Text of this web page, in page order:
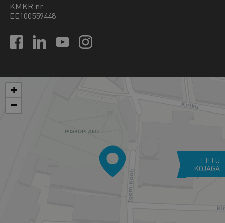
KMKR nr
EE100559448
+
−
LIITU
KOJAGA